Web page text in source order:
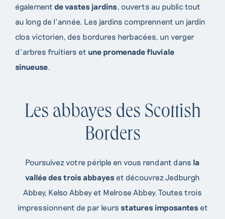
également de vastes jardins , ouverts au public tout
au long de l’année. Les jardins comprennent un jardin
clos victorien, des bordures herbacées, un verger
d’arbres fruitiers et une promenade fluviale
sinueuse
Les abbayes des Scottish
Borders
Poursuivez votre périple en vous rendant dans la
vallée des trois abbayes et découvrez Jedburgh
Abbey, Kelso Abbey et Melrose Abbey. Toutes trois
impressionnent de par leurs statures imposanteset